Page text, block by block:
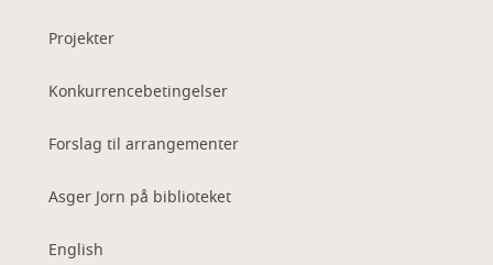
Projekter
Konkurrencebetingelser
Forslag til arrangementer
Asger Jorn på biblioteket
English